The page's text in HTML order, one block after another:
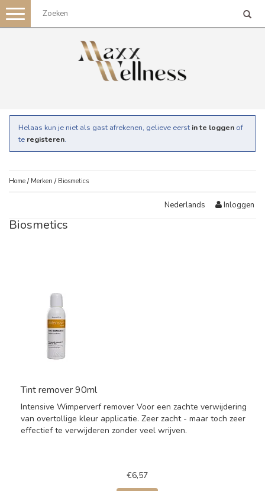
Toggle
navigation
Helaas kun je niet als gast afrekenen, gelieve eerst in te loggen of
te registeren.
Home / Merken / Biosmetics
Nederlands Inloggen
Biosmetics
Tint remover 90ml
Intensive Wimperverf remover Voor een zachte verwijdering
van overtollige kleur applicatie. Zeer zacht - maar toch zeer
effectief te verwijderen zonder veel wrijven.
€6,57